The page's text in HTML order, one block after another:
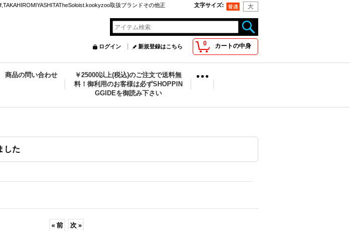
取扱ブランドその他正
文字サイズ:
0 カートの中身
ログイン 新規登録はこちら
商品の問い合わせ
￥25000以上(税込)のご注文で送料無
料！御利用のお客様は必ずSHOPPIN
GGIDEを御読み下さい
した
« 前 次 »